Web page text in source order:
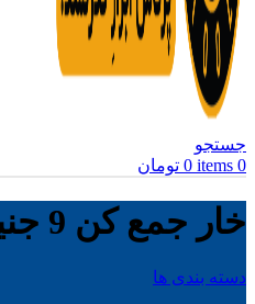
جستجو
0
items
0 تومان
خار جمع کن 9 جنیوس
دسته بندی ها